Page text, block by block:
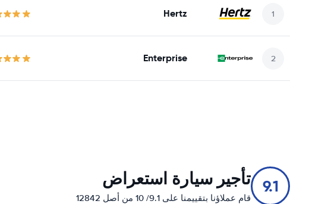
Hertz
Enterprise
9.1 تأجير سيارة استعراض
قام عملاؤنا بتقييمنا على 9.1/ 10 من أصل 12842